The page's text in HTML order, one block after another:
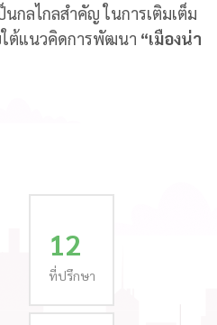
นกลไกลสำคัญ ในการเติมเต็ม
ต้แนวคิดการพัฒนา “เมืองน่า
12
ที่ปรึกษา